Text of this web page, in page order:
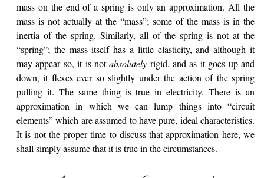
mass on the end of a spring is only an approximation. All the
mass is not actually at the “mass”; some of the mass is in the
inertia of the spring. Similarly, all of the spring is not at the
“spring”; the mass itself has a little elasticity, and although it
may appear so, it is notabsolutely rigid, and as it goes up and
down, it flexes ever so slightly under the action of the spring
pulling it. The same thing is true in electricity. There is an
approximation in which we can lump things into “circuit
elements” which are assumed to have pure, ideal characteristics.
It is not the proper time to discuss that approximation here, we
shall simply assume that it is true in the circumstances.